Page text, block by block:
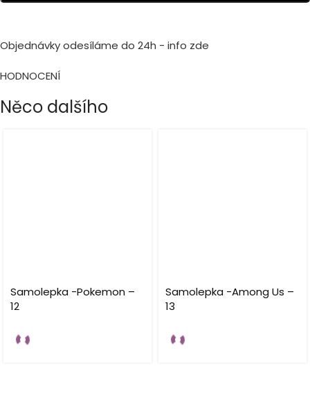
Objednávky odesíláme do 24h - info zde
HODNOCENÍ
Něco dalšího
Samolepka -Pokemon –
12
Samolepka -Among Us –
13